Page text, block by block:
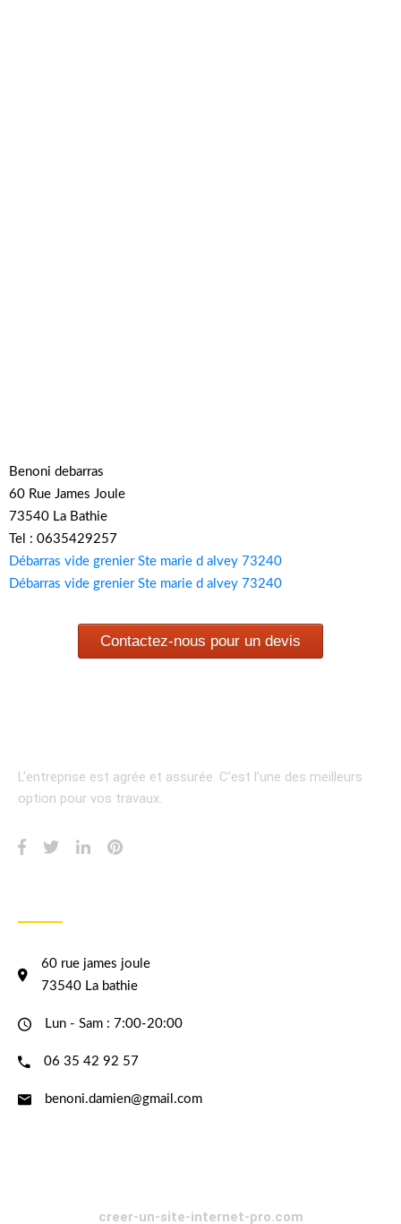
Benoni debarras
60 Rue James Joule
73540 La Bathie
Tel : 0635429257
Débarras vide grenier Ste marie d alvey 73240
Débarras vide grenier Ste marie d alvey 73240
Contactez-nous pour un devis
L’entreprise est agrée et assurée. C’est l’une des meilleurs
option pour vos travaux.
60 rue james joule
73540 La bathie
Lun - Sam : 7:00-20:00
06 35 42 92 57
benoni.damien@gmail.com
creer-un-site-internet-pro.com